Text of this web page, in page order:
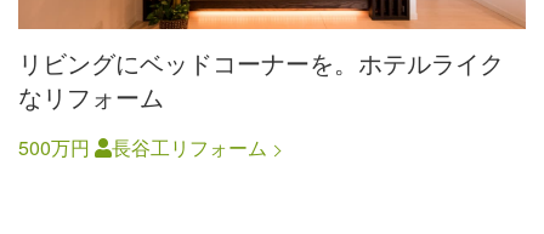
リビングにベッドコーナーを。ホテルライク
なリフォーム
500万円 長谷工リフォーム